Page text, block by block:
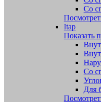
Со
Itap
Показать
Со
Для